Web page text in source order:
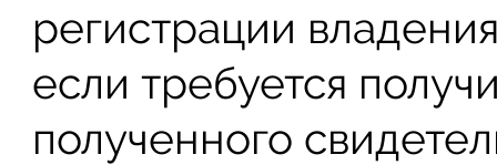
регистрации
если требуется
полученного